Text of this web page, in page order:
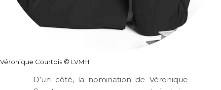
Véronique Courtois © LVMH
D’un côté, la nomination de Véronique